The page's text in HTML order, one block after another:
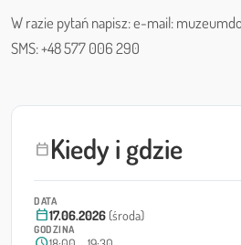
calendar_todayKiedy i gdzie
DATA
calendar_today17.06.2026 (środa)
GODZINA
W razie pytań napisz: e-mail:
SMS: +48 577 006 290